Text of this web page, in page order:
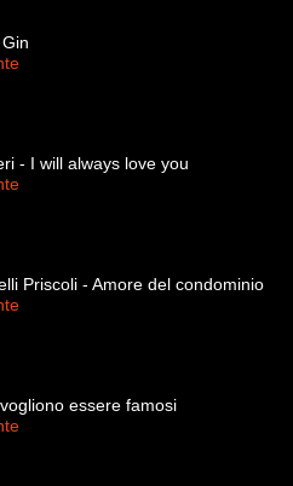
- I will always love you
Priscoli - Amore del condominio
essere famosi